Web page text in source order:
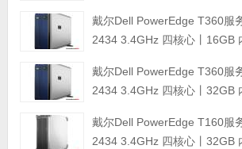
戴尔Dell PowerEdge T360服
2434 3.4GHz 四核心丨16GB
戴尔Dell PowerEdge T360服
2434 3.4GHz 四核心丨32GB
戴尔Dell PowerEdge T160服
2434 3.4GHz 四核心丨32GB